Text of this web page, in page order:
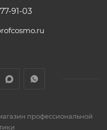
91-03
профессиональной